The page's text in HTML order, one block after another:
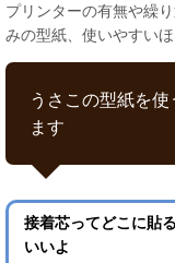
プリンターの有無や繰
みの型紙、使いやすい
うさこの型紙を
ます
接着芯ってどこに貼
いいよ